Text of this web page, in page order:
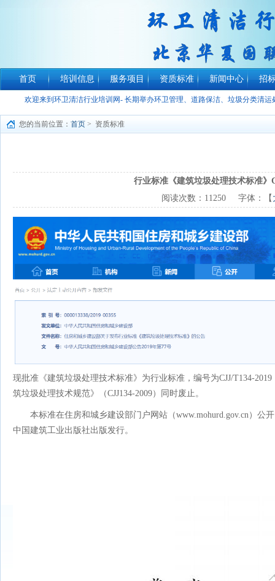
首页 培训信息 服务项目 资质标准 新闻中心 招
欢迎来到环卫清洁行业培训网- 长期举办环卫管理、道路保洁、垃圾分类清
您的当前位置： 首页 > 资质标准
行业标准《建筑垃圾处理技术标准》
阅读次数： 11250字体：【
现批准《建筑垃圾处理技术标准》为行业标准，编号为CJJ/T134-
筑垃圾处理技术规范》（CJJ134-2009）同时废止。
本标准在住房和城乡建设部门户网站（www.mohurd.gov.cn）公
中国建筑工业出版社出版发行。